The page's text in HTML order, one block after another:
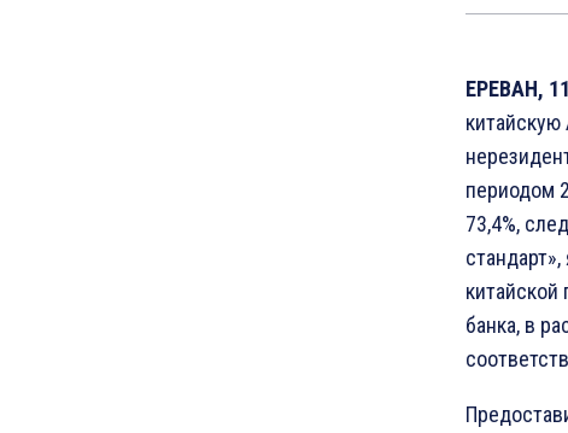
ЕРЕВАН,
китайскую
периодом
73,4%,
банка, в